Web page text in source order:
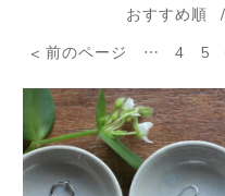
おすすめ順
前のページ
… 4 5